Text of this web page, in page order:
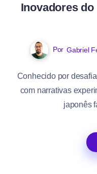
Inovadores do
Por Gabriel
Conhecido por
com narrativas
japonês